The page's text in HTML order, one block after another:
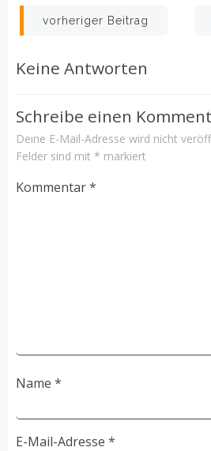
Beitrags-
Navigation
vorheriger Beitrag
Keine Antworten
Schreibe einen
Deine E-Mail-Adresse wird nicht
Felder sind mit * markiert
Kommentar*
Name *
E-Mail-Adresse *